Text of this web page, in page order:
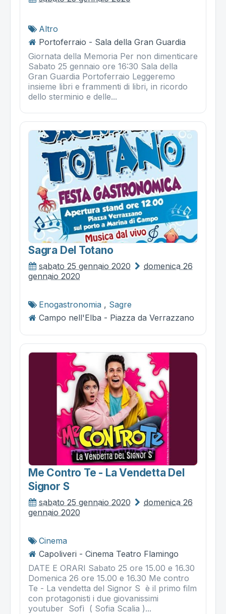
Altro
Portoferraio - Sala della Gran Guardia
Giornata della Memoria Per non dimenticare
Sabato 25 gennaio ore 16:30 Sala della
Gran Guardia Portoferraio Leggeremo
insieme libri e frammenti di libri, in ricordo
dello sterminio e delle...
Sagra Del Totano
sabato 25 gennaio 2020
domenica 26
gennaio 2020
Enogastronomia , Sagre
Campo nell'Elba - Piazza da Verrazzano
Me Contro Te - La Vendetta Del
Signor S
sabato 25 gennaio 2020
domenica 26
gennaio 2020
Cinema
Capoliveri - Cinema Teatro Flamingo
DATE E ORARI Sabato 25 ore 15.00 e 16.30
Domenica 26 ore 15.00 e 16.30 Me contro
Te - La vendetta del Signor S è il primo film
con protagonisti i due giovanissimi
youtuber Sofì ( Sofia Scalia )...